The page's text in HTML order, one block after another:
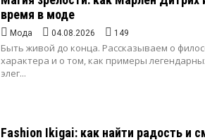
время в моде
Мода 04.08.2026 149
Быть живой до конца. Рассказываем о
характера и о том, как примеры
элег...
Fashion Ikigai: как найти радость и